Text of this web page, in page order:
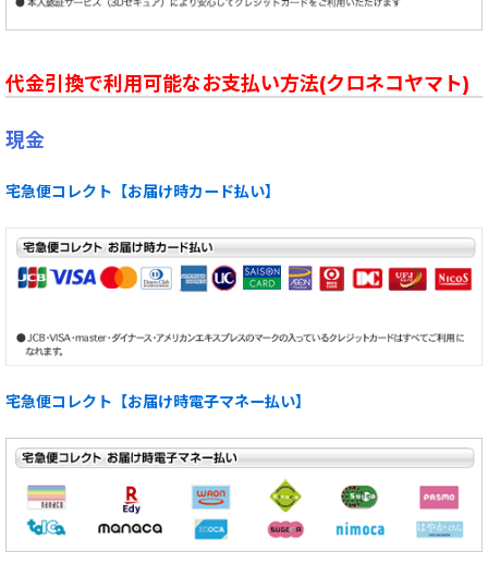
代金引換で利用可能なお支払い方法(クロネコヤマト)
現金
宅急便コレクト【お届け時カード払い】
宅急便コレクト【お届け時電子マネー払い】